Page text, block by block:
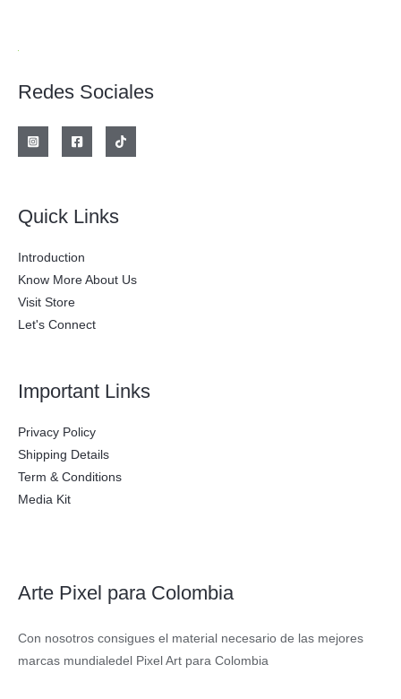
Redes Sociales
Quick Links
Introduction
Know More About Us
Visit Store
Let's Connect
Important Links
Privacy Policy
Shipping Details
Term & Conditions
Media Kit
Arte Pixel para Colombia
Con nosotros consigues el material necesario de las mejores
marcas mundialedel Pixel Art para Colombia